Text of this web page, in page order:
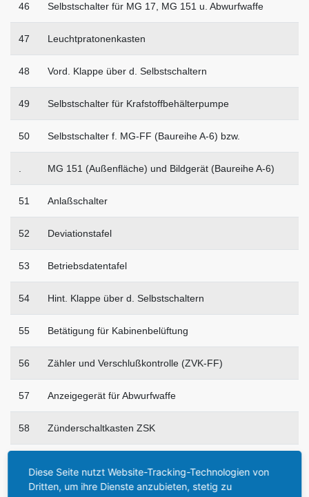
46 Selbstschalter für MG 17, MG 151 u. Abwurfwaffe
47 Leuchtpratonenkasten
48 Vord. Klappe über d. Selbstschaltern
49 Selbstschalter für Krafstoffbehälterpumpe
50 Selbstschalter f. MG-FF (Baureihe A-6) bzw.
. MG 151 (Außenfläche) und Bildgerät (Baureihe A-6)
51 Anlaßschalter
52 Deviationstafel
53 Betriebsdatentafel
54 Hint. Klappe über d. Selbstschaltern
55 Betätigung für Kabinenbelüftung
56 Zähler und Verschlußkontrolle (ZVK-FF)
57 Anzeigegerät für Abwurfwaffe
58 Zünderschaltkasten ZSK
60 Bombenauslöseknopf
Diese Seite nutzt Website-Tracking-Technologien von
Dritten, um ihre Dienste anzubieten, stetig zu